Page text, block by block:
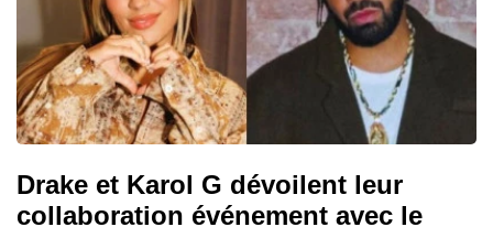
Drake et Karol G dévoilent leur
collaboration événement avec le